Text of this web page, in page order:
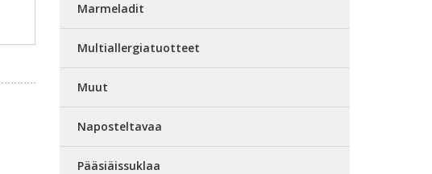
Marmeladit
Multiallergiatuotteet
Muut
Naposteltavaa
Pääsiäissuklaa